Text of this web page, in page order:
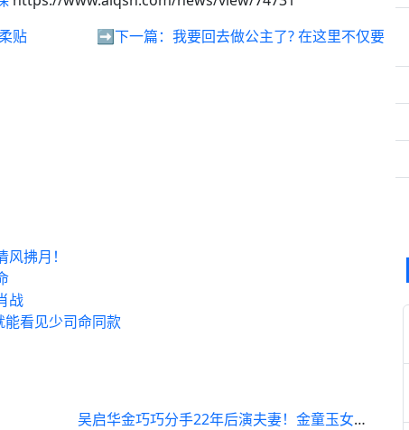
贴 ➡️下一篇： 我要回去做公主了? 在这里不仅要
拂月！
战
能看见少司命同款
吴启华金巧巧分手22年后演夫妻！金童玉女分手，女方说是她的原因